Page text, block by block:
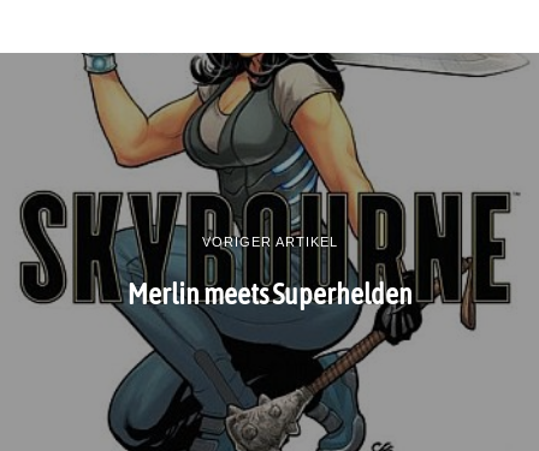
VORIGER ARTIKEL
Merlin meets Superhelden